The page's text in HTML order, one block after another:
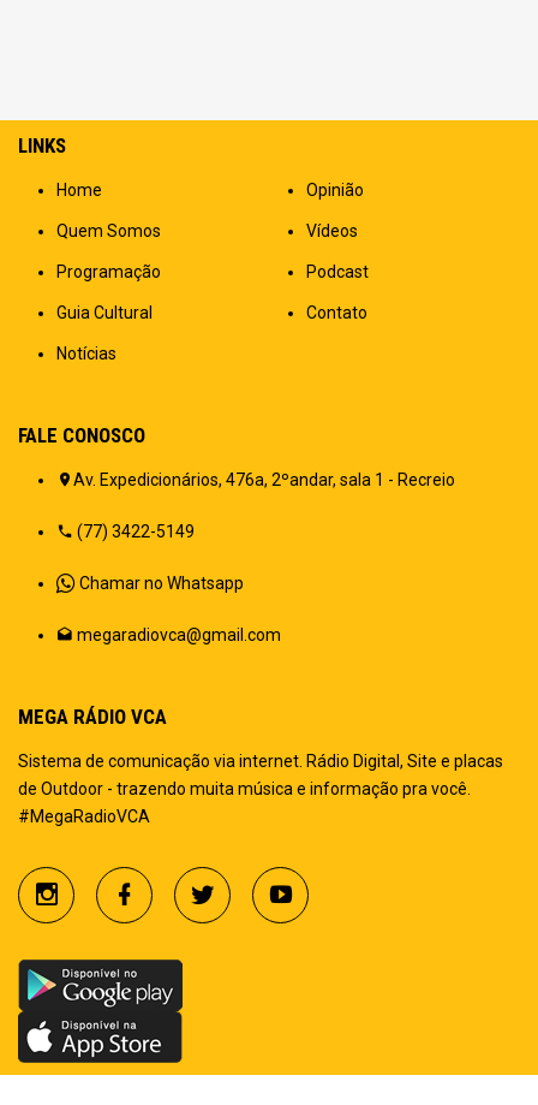
LINKS
Home
Quem Somos
Programação
Guia Cultural
Notícias
Opinião
Vídeos
Podcast
Contato
FALE CONOSCO
Av. Expedicionários, 476a, 2ºandar, sala 1 - Recreio
(77) 3422-5149
Chamar no Whatsapp
megaradiovca@gmail.com
MEGA RÁDIO VCA
Sistema de comunicação via internet. Rádio Digital, Site e placas
de Outdoor - trazendo muita música e informação pra você.
#MegaRadioVCA